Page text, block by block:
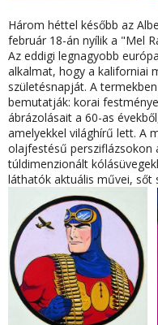
Három héttel később az
február 18-án nyílik a "Mel
Az eddigi legnagyobb
alkalmat, hogy a kaliforniai
születésnapját. A
bemutatják: korai
ábrázolásait a 60-as
amelyekkel világhírű lett. A
olajfestésű persziflázsokon
túldimenzionált
láthatók aktuális művei, sőt